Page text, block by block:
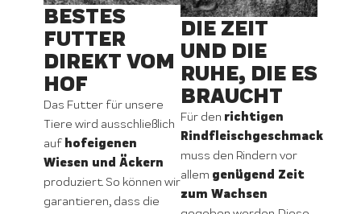
BESTES
FUTTER
DIREKT VOM
HOF
Das Futter für unsere
Tiere wird ausschließlich
auf hofeigenen
Wiesen und Äckern
produziert. So können wir
garantieren, dass die
DIE ZEIT
UND DIE
RUHE, DIE ES
BRAUCHT
Für den richtigen
Rindfleischgeschmack
muss den Rindern vor
allem genügend Zeit
zum Wachsen